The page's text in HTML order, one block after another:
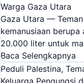
Warga Gaza Utara
Gaza Utara —
kemanusiaan
20.000 liter untuk
Baca Selengkapnya
Peduli Palestina,
Keluarga Pengungsi